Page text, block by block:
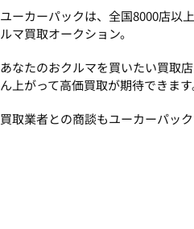
ユーカーパックは、全国8000店以
ルマ買取オークション。
あなたのおクルマを買いたい買取
ん上がって高価買取が期待できま
買取業者との商談もユーカーパッ